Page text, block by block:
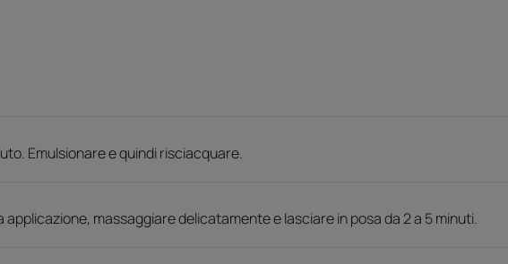
Emulsionare e quindi risciacquare.
massaggiare delicatamente e lasciare in posa da 2 a 5 minuti.